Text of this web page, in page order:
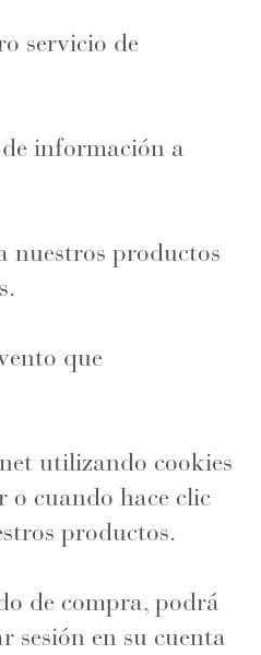
servicio de
información a
nuestros productos
que
utilizando cookies
o cuando hace clic
productos.
de compra, podrá
sesión en su cuenta